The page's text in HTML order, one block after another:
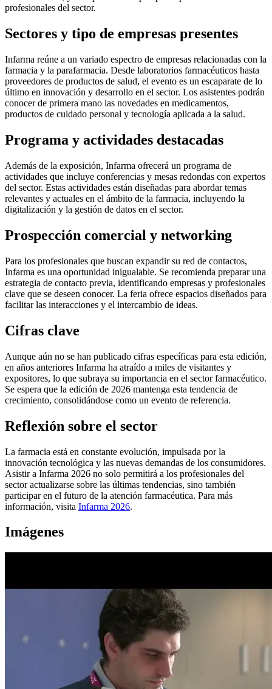
profesionales del sector.
Sectores y tipo de empresas presentes
Infarma reúne a un variado espectro de empresas relacionadas con la
farmacia y la parafarmacia. Desde laboratorios farmacéuticos hasta
proveedores de productos de salud, el evento es un escaparate de lo
último en innovación y desarrollo en el sector. Los asistentes podrán
conocer de primera mano las novedades en medicamentos,
productos de cuidado personal y tecnología aplicada a la salud.
Programa y actividades destacadas
Además de la exposición, Infarma ofrecerá un programa de
actividades que incluye conferencias y mesas redondas con expertos
del sector. Estas actividades están diseñadas para abordar temas
relevantes y actuales en el ámbito de la farmacia, incluyendo la
digitalización y la gestión de datos en el sector.
Prospección comercial y networking
Para los profesionales que buscan expandir su red de contactos,
Infarma es una oportunidad inigualable. Se recomienda preparar una
estrategia de contacto previa, identificando empresas y profesionales
clave que se deseen conocer. La feria ofrece espacios diseñados para
facilitar las interacciones y el intercambio de ideas.
Cifras clave
Aunque aún no se han publicado cifras específicas para esta edición,
en años anteriores Infarma ha atraído a miles de visitantes y
expositores, lo que subraya su importancia en el sector farmacéutico.
Se espera que la edición de 2026 mantenga esta tendencia de
crecimiento, consolidándose como un evento de referencia.
Reflexión sobre el sector
La farmacia está en constante evolución, impulsada por la
innovación tecnológica y las nuevas demandas de los consumidores.
Asistir a Infarma 2026 no solo permitirá a los profesionales del
sector actualizarse sobre las últimas tendencias, sino también
participar en el futuro de la atención farmacéutica. Para más
información, visita Infarma 2026.
Imágenes